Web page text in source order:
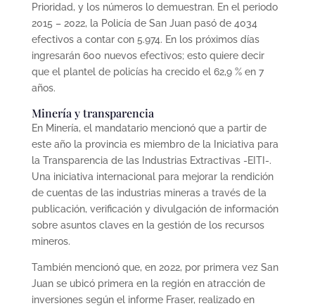
Prioridad, y los números lo demuestran. En el periodo
2015 – 2022, la Policía de San Juan pasó de 4034
efectivos a contar con 5.974. En los próximos días
ingresarán 600 nuevos efectivos; esto quiere decir
que el plantel de policías ha crecido el 62,9 % en 7
años.
Minería y transparencia
En Minería, el mandatario mencionó que a partir de
este año la provincia es miembro de la Iniciativa para
la Transparencia de las Industrias Extractivas -EITI-.
Una iniciativa internacional para mejorar la rendición
de cuentas de las industrias mineras a través de la
publicación, verificación y divulgación de información
sobre asuntos claves en la gestión de los recursos
mineros.
También mencionó que, en 2022, por primera vez San
Juan se ubicó primera en la región en atracción de
inversiones según el informe Fraser, realizado en